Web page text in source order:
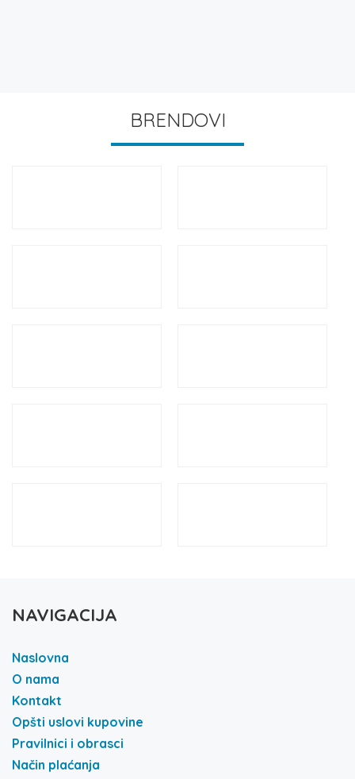
BRENDOVI
NAVIGACIJA
Naslovna
O nama
Kontakt
Opšti uslovi kupovine
Pravilnici i obrasci
Način plaćanja